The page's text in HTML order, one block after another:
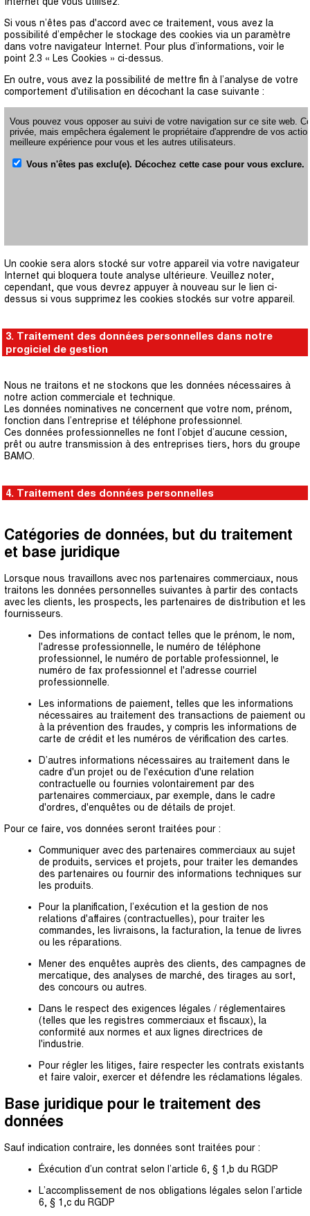
Si vous n’êtes pas d'accord avec ce traitement, vous avez la
possibilité d’empêcher le stockage des cookies via un paramètre
dans votre navigateur Internet. Pour plus d’informations, voir le
point 2.3 « Les Cookies » ci-dessus.
En outre, vous avez la possibilité de mettre fin à l’analyse de votre
comportement d'utilisation en décochant la case suivante :
Un cookie sera alors stocké sur votre appareil via votre navigateur
Internet qui bloquera toute analyse ultérieure. Veuillez noter,
cependant, que vous devrez appuyer à nouveau sur le lien ci-
dessus si vous supprimez les cookies stockés sur votre appareil.
3. Traitement des données personnelles dans notre
progiciel de gestion
Nous ne traitons et ne stockons que les données nécessaires à
notre action commerciale et technique.
Les données nominatives ne concernent que votre nom, prénom,
fonction dans l’entreprise et téléphone professionnel.
Ces données professionnelles ne font l’objet d’aucune cession,
prêt ou autre transmission à des entreprises tiers, hors du groupe
BAMO.
4. Traitement des données personnelles
Catégories de données, but du traitement
et base juridique
Lorsque nous travaillons avec nos partenaires commerciaux, nous
traitons les données personnelles suivantes à partir des contacts
avec les clients, les prospects, les partenaires de distribution et les
fournisseurs.
Des informations de contact telles que le prénom, le nom,
l'adresse professionnelle, le numéro de téléphone
professionnel, le numéro de portable professionnel, le
numéro de fax professionnel et l'adresse courriel
professionnelle.
Les informations de paiement, telles que les informations
nécessaires au traitement des transactions de paiement ou
à la prévention des fraudes, y compris les informations de
carte de crédit et les numéros de vérification des cartes.
D’autres informations nécessaires au traitement dans le
cadre d'un projet ou de l'exécution d'une relation
contractuelle ou fournies volontairement par des
partenaires commerciaux, par exemple, dans le cadre
d'ordres, d'enquêtes ou de détails de projet.
Pour ce faire, vos données seront traitées pour :
Communiquer avec des partenaires commerciaux au sujet
de produits, services et projets, pour traiter les demandes
des partenaires ou fournir des informations techniques sur
les produits.
Pour la planification, l’exécution et la gestion de nos
relations d'affaires (contractuelles), pour traiter les
commandes, les livraisons, la facturation, la tenue de livres
ou les réparations.
Mener des enquêtes auprès des clients, des campagnes de
mercatique, des analyses de marché, des tirages au sort,
des concours ou autres.
Dans le respect des exigences légales / réglementaires
(telles que les registres commerciaux et fiscaux), la
conformité aux normes et aux lignes directrices de
l'industrie.
Pour régler les litiges, faire respecter les contrats existants
et faire valoir, exercer et défendre les réclamations légales.
Base juridique pour le traitement des
données
Sauf indication contraire, les données sont traitées pour :
Éxécution d’un contrat selon l’article 6, § 1,b du RGDP
L’accomplissement de nos obligations légales selon l’article
6, § 1,c du RGDP